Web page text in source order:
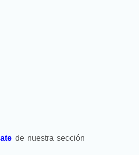
de nuestra sección